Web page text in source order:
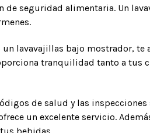
seguridad alimentaria. Un
lavavajillas bajo mostrador, te
tranquilidad tanto a tus
de salud y las
un excelente servicio.
bebidas.